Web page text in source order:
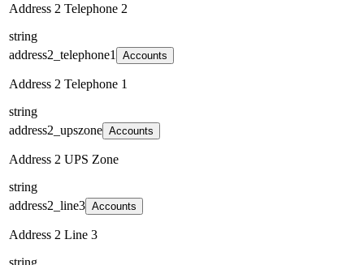
Address 2 Telephone 2
string
address2_telephone1
Accounts
Address 2 Telephone 1
string
address2_upszone Accounts
Address 2 UPS Zone
string
address2_line3 Accounts
Address 2 Line 3
string